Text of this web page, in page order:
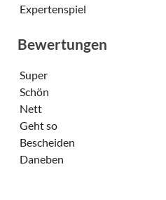
Expertenspiel
Bewertungen
Super
Schön
Nett
Geht so
Bescheiden
Daneben